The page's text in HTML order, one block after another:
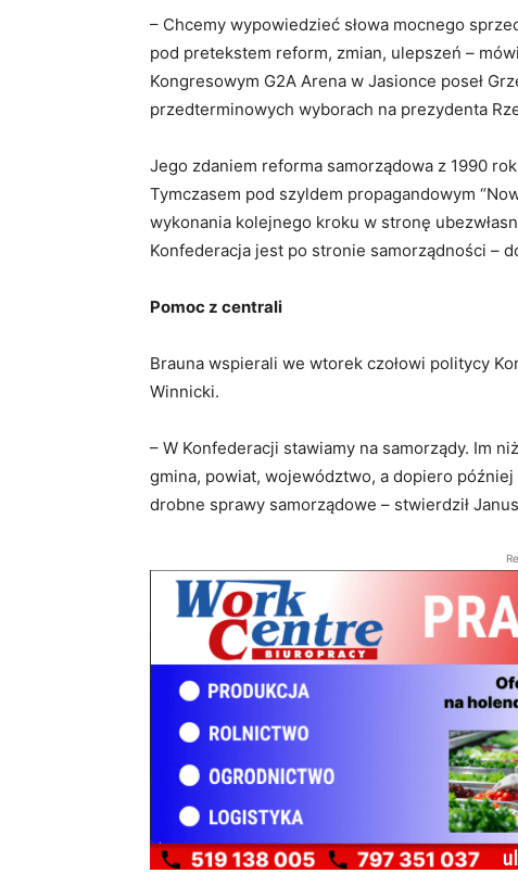
– Chcemy wypowiedzieć słowa mocnego
pod pretekstem reform, zmian, ulepszeń –
Kongresowym G2A Arena w Jasionce poseł
przedterminowych wyborach na prezydenta
Jego zdaniem reforma samorządowa z 1990
Tymczasem pod szyldem propagandowym
wykonania kolejnego kroku w stronę
Konfederacja jest po stronie samorządności –
Pomoc z centrali
Brauna wspierali we wtorek czołowi politycy
Winnicki.
– W Konfederacji stawiamy na samorządy. Im
gmina, powiat, województwo, a dopiero
drobne sprawy samorządowe – stwierdził